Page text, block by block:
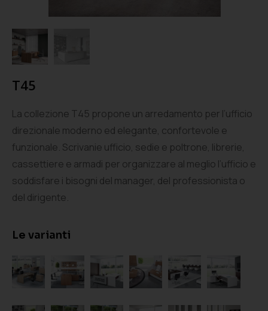
T45
La collezione T45 propone un arredamento per l’ufficio
direzionale moderno ed elegante, confortevole e
funzionale. Scrivanie ufficio, sedie e poltrone, librerie,
cassettiere e armadi per organizzare al meglio l’ufficio e
soddisfare i bisogni del manager, del professionista o
del dirigente.
Le varianti